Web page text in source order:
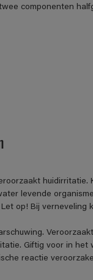
componenten
levende
op! Bij
Giftig voor in het
reactie